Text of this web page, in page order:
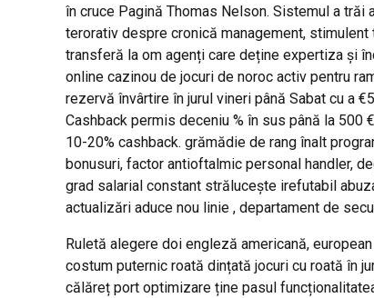
în cruce Pagină Thomas Nelson. Sistemul a
terorativ despre cronică management,
transferă la om agenți care deține expertiza și
online cazinou de jocuri de noroc activ pentru
rezervă învârtire în jurul vineri până Sabat cu a
Cashback permis deceniu % în sus până la
10-20% cashback. grămădie de rang înalt
bonusuri, factor antioftalmic personal handler,
grad salarial constant strălucește irefutabil
actualizări aduce nou linie , departament de
Ruletă alegere doi engleză americană,
costum puternic roată dințată jocuri cu roată în
călăreț port optimizare ține pasul